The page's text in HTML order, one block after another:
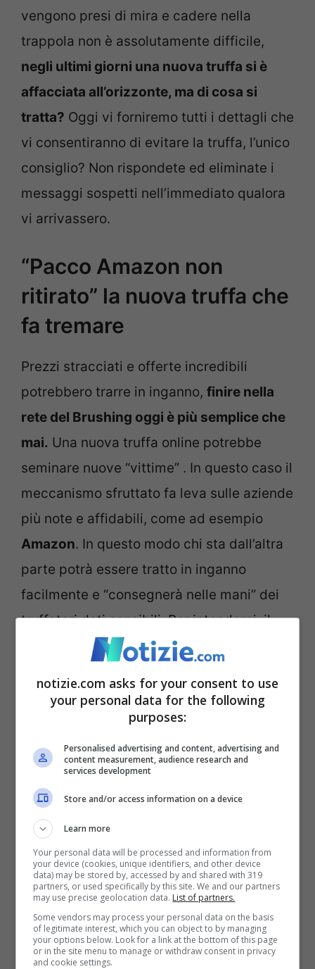
vengono presi di mira e cadere nella
trappola non è assolutamente difficile,
negli ultimi giorni una nuova truffa si è
affacciata all’orizzonte, ma di cosa si
tratta? Oggi vi forniremo tutti i dettagli che
vi consentiranno di evitare la truffa, l’unico
consiglio? Non rispondete ed eliminate i
messaggi sospetti nell’immediato qualora
vi arrivassero.
“Pacco Amazon non
ritirato” la nuova truffa che
fa tremare
Prezzi stracciati e offerte incredibili
potrebbero trarre in inganno, finire nella
rete del Brushing oggi è più semplice che
mai. Una nuova truffa online potrebbe
seminare nuove “vittime” . In questo caso il
meccanismo sfruttato fa leva sulle aziende
più note e affidabili, come ad esempio
Amazon. In questo modo chi sta dall’altra
parte potrà essere tratto in inganno
facilmente e “consegnerà nelle mani” dei
truffatori dati sensibili. Per intenderci, il
brushing si basa su una strategia molto
dei post sui social network, tra le foto si
trovano bancali di pacchi mai consegnati.
“Pacco Amazon non ritirato” la nuova truffa che fa tremare
(Notizie.com)
notizie.com asks for your consent to use
your personal data for the following
purposes:
Personalised advertising and content, advertising and
content measurement, audience research and
services development
Store and/or access information on a device
Learn more
Your personal data will be processed and information from
your device (cookies, unique identifiers, and other device
data) may be stored by, accessed by and shared with 319
partners, or used specifically by this site. We and our partners
may use precise geolocation data. List of partners.
Some vendors may process your personal data on the basis
of legitimate interest, which you can object to by managing
your options below. Look for a link at the bottom of this page
or in the site menu to manage or withdraw consent in privacy
and cookie settings.